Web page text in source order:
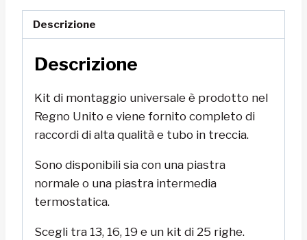
Descrizione
Descrizione
Kit di montaggio universale è prodotto nel
Regno Unito e viene fornito completo di
raccordi di alta qualità e tubo in treccia.
Sono disponibili sia con una piastra
normale o una piastra intermedia
termostatica.
Scegli tra 13, 16, 19 e un kit di 25 righe.